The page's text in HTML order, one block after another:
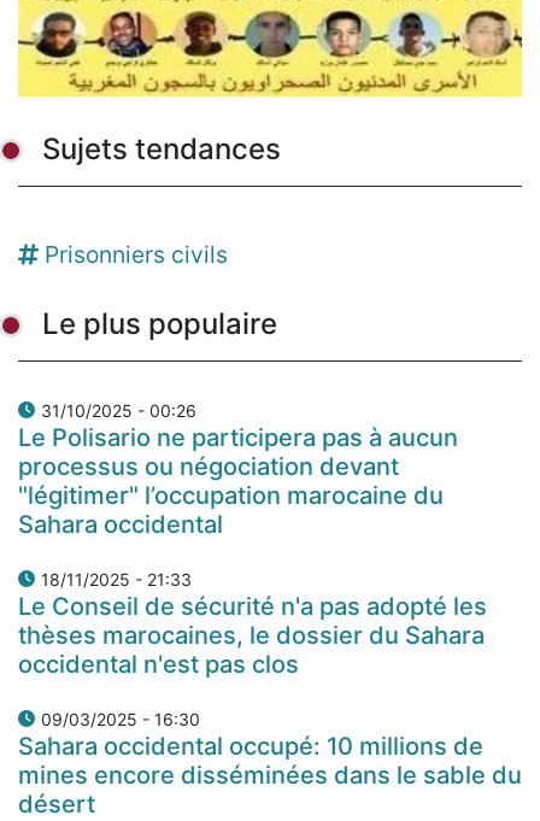
Sujets tendances
Prisonniers civils
Le plus populaire
31/10/2025 - 00:26
Le Polisario ne participera pas à aucun
processus ou négociation devant
"légitimer" l’occupation marocaine du
Sahara occidental
18/11/2025 - 21:33
Le Conseil de sécurité n'a pas adopté les
thèses marocaines, le dossier du Sahara
occidental n'est pas clos
09/03/2025 - 16:30
Sahara occidental occupé: 10 millions de
mines encore disséminées dans le sable du
désert